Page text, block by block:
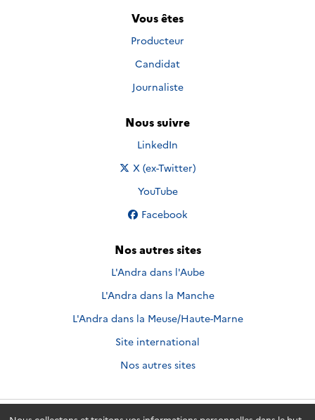
Vous êtes
Producteur
Candidat
Journaliste
Nous suivre
Nous suivre sur
LinkedIn
Nous suivre sur
X (ex-Twitter)
Nous suivre sur
YouTube
Nous suivre sur
Facebook
Nos autres sites
L'Andra dans l'Aube
L'Andra dans la Manche
L'Andra dans la Meuse/Haute-Marne
Site international
Nos autres sites